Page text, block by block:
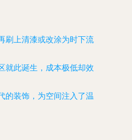
刷上清漆或改涂为时下流
就此诞生，成本极低却效
的装饰，为空间注入了温